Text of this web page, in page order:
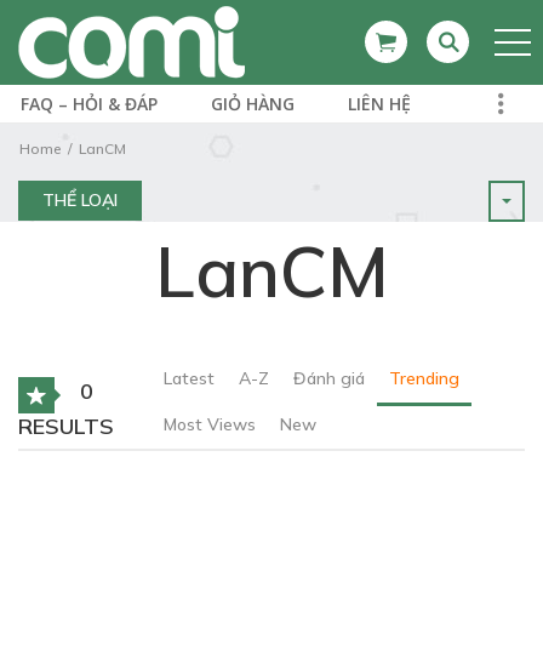
FAQ – HỎI & ĐÁP GIỎ HÀNG LIÊN HỆ
Home LanCM
THỂ LOẠI
LanCM
0
RESULTS
Latest A-Z Đánh giá Trending
Most Views New